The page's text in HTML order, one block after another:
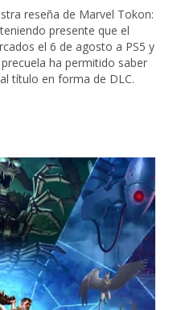
reseña de Marvel Tokon:
presente que el
el 6 de agosto a PS5 y
ha permitido saber
título en forma de DLC.